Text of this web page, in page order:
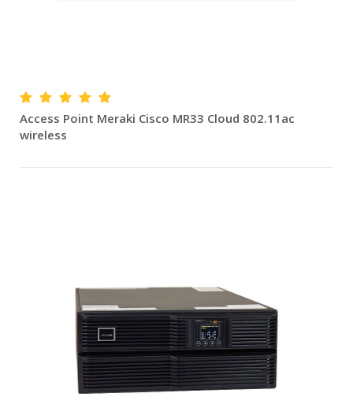
Access Point Meraki Cisco MR33 Cloud 802.11ac
wireless